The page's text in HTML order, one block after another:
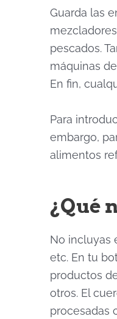
Guarda las
pescados.
máquinas
En fin,
Para
embargo,
alimentos
¿Qué
No incluyas
etc. En tu
productos
otros. El
procesadas